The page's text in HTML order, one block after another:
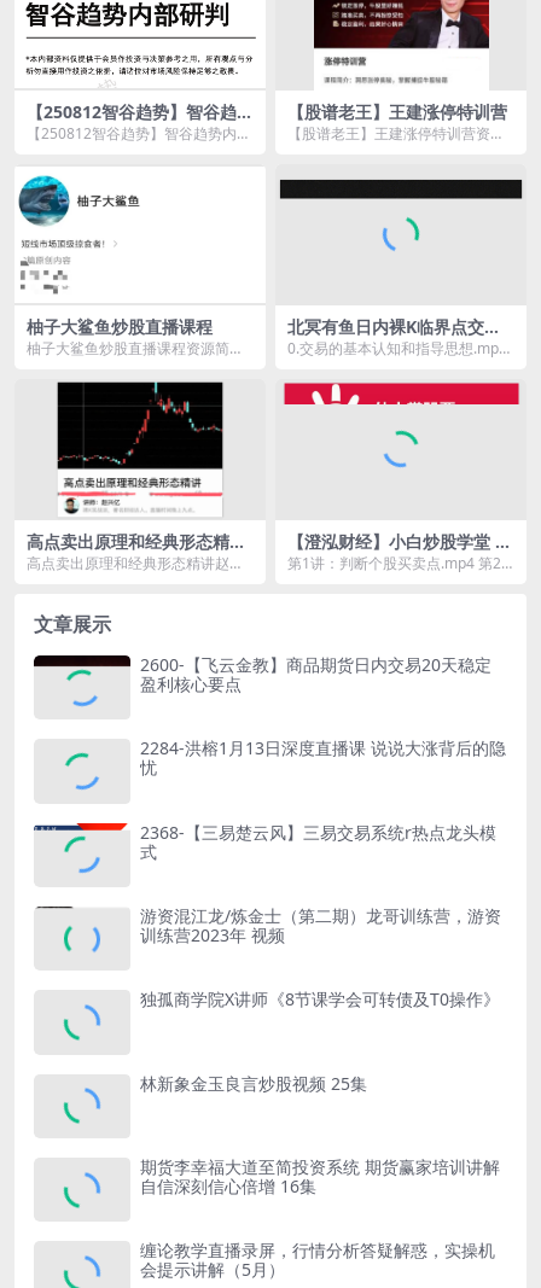
【250812智谷趋势】智谷趋势
内部研判184期 1文档
【250812智谷趋势】智谷趋势内部
【股谱老王】王建涨停特训营
【股谱老王】王建涨停特训营资源
柚子大鲨鱼炒股直播课程
柚子大鲨鱼炒股直播课程资源简
北冥有鱼日内裸K临界点交易
方法期货培训
0.交易的基本认知和指导思想.mp4
辑...
高点卖出原理和经典形态精讲
赵兴亿
高点卖出原理和经典形态精讲赵兴
【澄泓财经】小白炒股学堂 心
路-如何寻找强势股 3视频
第1讲：判断个股买卖点.mp4 第2
文章展示
2600-【飞云金教】商品期货日内交易20天稳定
盈利核心要点
2284-洪榕1月13日深度直播课 说说大涨背后的隐
忧
2368-【三易楚云风】三易交易系统r热点龙头模
式
游资混江龙/炼金士（第二期）龙哥训练营，游资
训练营2023年 视频
独孤商学院X讲师《8节课学会可转债及T0操作》
林新象金玉良言炒股视频 25集
期货李幸福大道至简投资系统 期货赢家培训讲解
自信深刻信心倍增 16集
缠论教学直播录屏，行情分析答疑解惑，实操机
会提示讲解（5月）